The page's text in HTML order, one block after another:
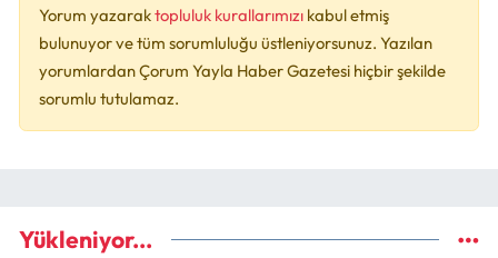
Yorum yazaraktopluluk kurallarımızı kabul etmiş
bulunuyor ve tüm sorumluluğu üstleniyorsunuz. Yazılan
yorumlardan Çorum Yayla Haber Gazetesi hiçbir şekilde
sorumlu tutulamaz.
Yükleniyor...